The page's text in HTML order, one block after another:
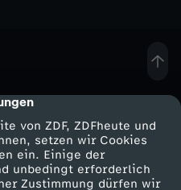
von ZDF, ZDFheute und
setzen wir Cookies
ein. Einige der
unbedingt erforderlich
Zustimmung dürfen wir
R
a
i
.
n
l
r
i
t
t
-
E
i
n
p
e
c
h
c
h
e
n
s
–